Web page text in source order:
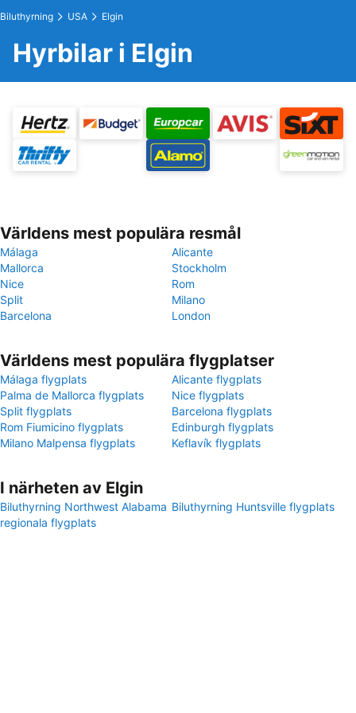
Biluthyrning USA Elgin
Hyrbilar i Elgin
Världens mest populära resmål
Málaga
Alicante
Mallorca
Stockholm
Nice
Rom
Split
Milano
Barcelona
London
Världens mest populära flygplatser
Málaga flygplats
Alicante flygplats
Palma de Mallorca flygplats
Nice flygplats
Split flygplats
Barcelona flygplats
Rom Fiumicino flygplats
Edinburgh flygplats
Milano Malpensa flygplats
Keflavík flygplats
I närheten av Elgin
Biluthyrning Northwest Alabama
regionala flygplats
Biluthyrning Huntsville flygplats